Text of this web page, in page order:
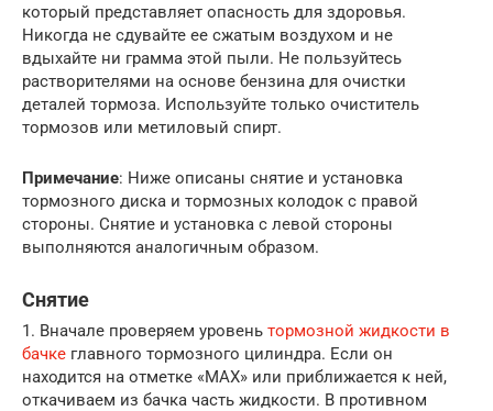
который представляет опасность для здоровья.
Никогда не сдувайте ее сжатым воздухом и не
вдыхайте ни грамма этой пыли. Не пользуйтесь
растворителями на основе бензина для очистки
деталей тормоза. Используйте только очиститель
тормозов или метиловый спирт.
Примечание: Ниже описаны снятие и установка
тормозного диска и тормозных колодок с правой
стороны. Снятие и установка с левой стороны
выполняются аналогичным образом.
Снятие
1. Вначале проверяем уровень тормозной жидкости в
бачке главного тормозного цилиндра. Если он
находится на отметке «MAX» или приближается к ней,
откачиваем из бачка часть жидкости. В противном